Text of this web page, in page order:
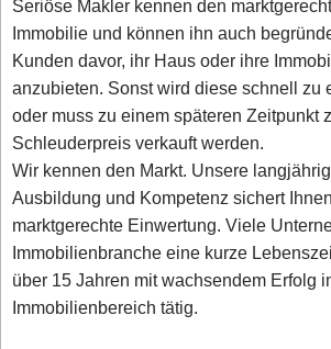
Seriöse Makler kennen den
Immobilie und können ihn auch
Kunden davor, ihr Haus oder ihre
anzubieten. Sonst wird diese schnell zu
oder muss zu einem späteren Zeitpunkt
Schleuderpreis verkauft werden.
Wir kennen den Markt. Unsere
Ausbildung und Kompetenz sichert
marktgerechte Einwertung. Viele
Immobilienbranche eine kurze
über 15 Jahren mit wachsendem Erfolg
Immobilienbereich tätig.